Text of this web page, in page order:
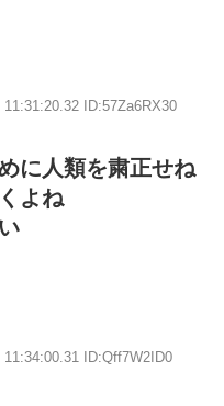
11:31:20.32 ID:57Za6RX30
に人類を粛正せね
よね
11:34:00.31 ID:Qff7W2ID0